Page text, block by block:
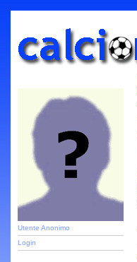
Utente Anonimo
Login